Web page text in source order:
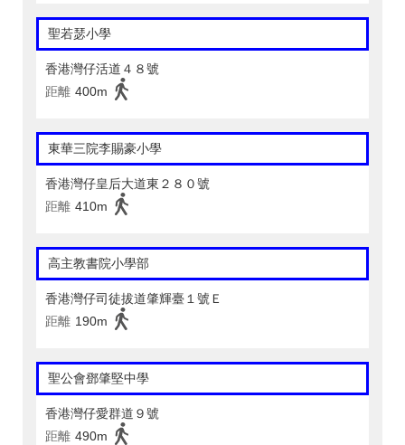
聖若瑟小學
香港灣仔活道４８號
距離 400m
東華三院李賜豪小學
香港灣仔皇后大道東２８０號
距離 410m
高主教書院小學部
香港灣仔司徒拔道肇輝臺１號Ｅ
距離 190m
聖公會鄧肇堅中學
香港灣仔愛群道９號
距離 490m